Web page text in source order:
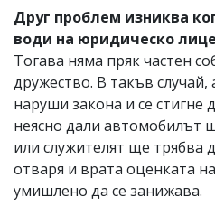
Друг проблем изниква
води на юридическо
Тогава няма пряк частен
дружество. В такъв случай,
наруши закона и се стигне
неясно дали автомобилът
или служителят ще трябва
отваря и врата оценката
умишлено да се занижава.